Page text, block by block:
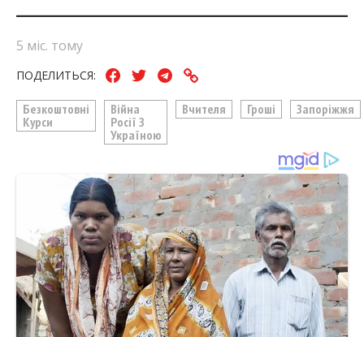
5 міс. тому
ПОДЕЛИТЬСЯ:
Безкоштовні
Курси
Війна
Росії З
Україною
Вчителя Гроші Запоріжжя